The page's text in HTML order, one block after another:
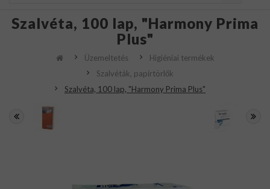
Szalvéta, 100 lap, "Harmony Prima
Plus"
Üzemeltetés
Higiéniai termékek
Szalvéták, papírtörlők
Szalvéta, 100 lap, "Harmony Prima Plus"